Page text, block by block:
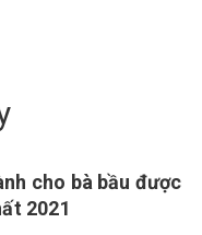
cho bà bầu được
2021